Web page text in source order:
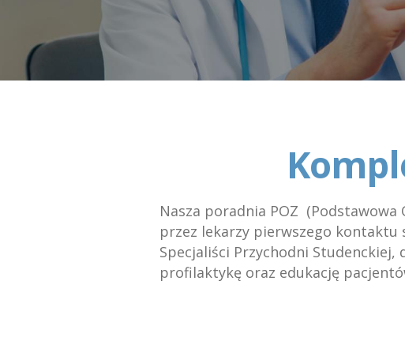
Nasza poradnia POZ
przez lekarzy pierwszego kontaktu
Specjaliści Przychodni
profilaktykę oraz edukację